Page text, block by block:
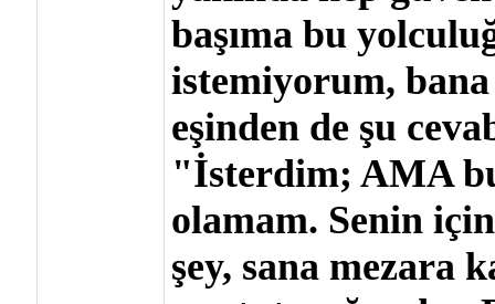
başıma bu
istemiyorum,
eşinden de şu
"İsterdim; AMA
olamam. Senin
şey, sana mezara